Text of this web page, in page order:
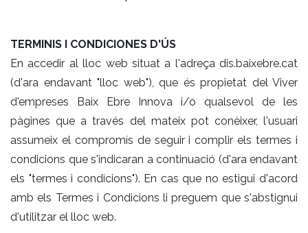
TERMINIS I CONDICIONES D'ÚS
En accedir al lloc web situat a l'adreça dis.baixebre.cat
(d'ara endavant "lloc web"), que és propietat del Viver
d'empreses Baix Ebre Innova i/o qualsevol de les
pàgines que a través del mateix pot conèixer, l'usuari
assumeix el compromís de seguir i complir els termes i
condicions que s'indicaran a continuació (d'ara endavant
els "termes i condicions"). En cas que no estigui d'acord
amb els Termes i Condicions li preguem que s'abstignui
d'utilitzar el lloc web.